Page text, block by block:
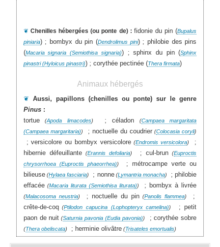
❦ Chenilles hébergées (ou ponte de) : fidonie du pin (Bupalus
piniaria) ; bombyx du pin (Dendrolimus pini) ; philobie des pins
(Macaria signaria (Semiothisa signaria)) ; sphinx du pin (Sphinx
pinastri (Hyloicus pinastri)) ; corythée pectinée (Thera firmata)
Animaux hébergés
❦ Aussi, papillons (chenilles ou ponte) sur le genre
Pinus:
tortue(Apoda limacodes) ; céladon (Campaea margaritata
(Campaea margaritaria)) ; noctuelle du coudrier (Colocasia coryli)
; versicolore ou bombyx versicolore(Endromis versicolora)
;
hibernie défeuillante(Erannis defoliaria) ; cul-brun (Euproctis
chrysorrhoea (Euproctis phaeorrhea))
; métrocampe verte ou
bilieuse(Hylaea fasciaria) ; nonne(Lymantria monacha)
; philobie
effacée(Macaria liturata (Semiothisa liturata)) ; bombyx à livrée
(Malacosoma neustria) ; noctuelle du pin(Panolis flammea)
;
crête-de-coq(Ptilodon capucina (Lophopteryx camelina))
; petit
paon de nuit (Saturnia pavonia (Eudia pavonia)) ; corythée sobre
(Thera obeliscata) ; herminie olivâtre(Trisateles emortualis)